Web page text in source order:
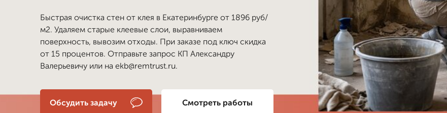
Быстрая очистка стен от клея в Екатеринбурге от 1896 руб/
м2. Удаляем старые клеевые слои, выравниваем
поверхность, вывозим отходы. При заказе под ключ скидка
от 15 процентов. Отправьте запрос КП Александру
Валерьевичу или на ekb@remtrust.ru.
Обсудить задачу Смотреть работы